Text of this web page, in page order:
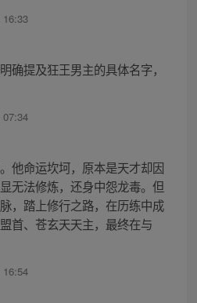
16:33
确提及狂王男主的具体名字，
07:34
他命运坎坷，原本是天才却因
无法修炼，还身中怨龙毒。但
，踏上修行之路，在历练中成
首、苍玄天天主，最终在与
16:54